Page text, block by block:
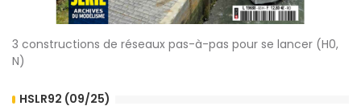
3 constructions de réseaux pas-à-pas pour se lancer (H0,
N)
HSLR92 (09/25)